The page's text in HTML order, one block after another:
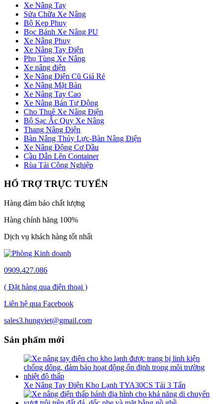
Xe Nâng Tay
Sửa Chữa Xe Nâng
Bộ Kẹp Phuy
Bọc Bánh Xe Nâng PU
Xe Nâng Phuy
Xe Nâng Tay Điện
Phụ Tùng Xe Nâng
Xe nâng điện
Xe Nâng Điện Cũ Giá Rẻ
Xe Nâng Mặt Bàn
Xe Nâng Tay Cao
Xe Nâng Bán Tự Động
Cho Thuê Xe Nâng Điện
Bộ Sạc Ắc Quy Xe Nâng
Thang Nâng Điện
Bàn Nâng Thủy Lực-Bàn Nâng Điện
Xe Nâng Động Cơ Dầu
Cầu Dẫn Lên Container
Rùa Tải Công Nghiệp
HỔ TRỢ TRỰC TUYẾN
Hàng đảm bảo chất lượng
Hàng chính hãng 100%
Dịch vụ khách hàng tốt nhất
0909.427.086
( Đặt hàng qua điện thoại )
Liên hệ qua Facebook
sales3.hungviet@gmail.com
Sản phẩm mới
Xe Nâng Tay Điện Kho Lạnh TYA30CS Tải 3 Tấn